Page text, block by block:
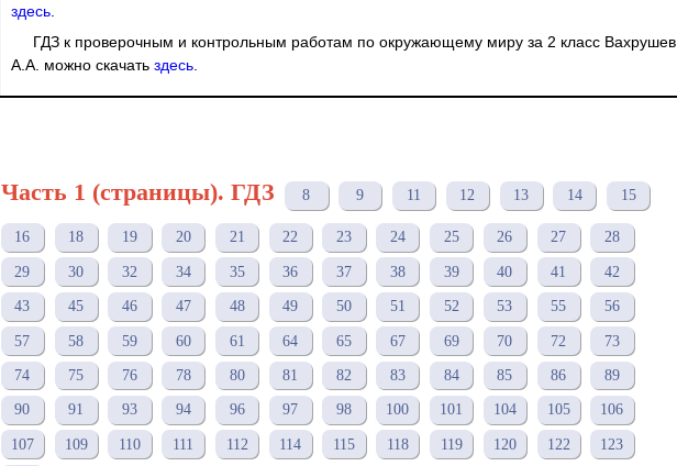
здесь
ГДЗ к проверочным и контрольным работам по окружающему миру за 2 класс Вахрушев
А.А. можно скачать здесь
Часть 1 (страницы). ГДЗ 8 9 11 12 13 14 15
16 18 19 20 21 22 23 24 25 26 27 28
29 30 32 34 35 36 37 38 39 40 41 42
43 45 46 47 48 49 50 51 52 53 55 56
57 58 59 60 61 64 65 67 69 70 72 73
74 75 76 78 80 81 82 83 84 85 86 89
90 91 93 94 96 97 98 100 101 104 105 106
107 109 110 111 112 114 115 118 119 120 122 123